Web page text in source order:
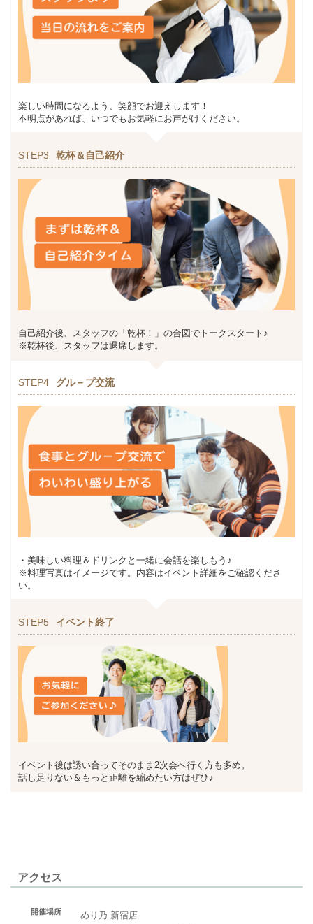
楽しい時間になるよう、笑顔でお迎えします！
不明点があれば、いつでもお気軽にお声がけください。
STEP3 乾杯＆自己紹介
自己紹介後、スタッフの「乾杯！」の合図でトークスタート♪
※乾杯後、スタッフは退席します。
STEP4 グル－プ交流
・美味しい料理＆ドリンクと一緒に会話を楽しもう♪
※料理写真はイメージです。内容はイベント詳細をご確認くださ
い。
STEP5 イベント終了
イベント後は誘い合ってそのまま2次会へ行く方も多め。
話し足りない＆もっと距離を縮めたい方はぜひ♪
アクセス
開催場所
めり乃 新宿店